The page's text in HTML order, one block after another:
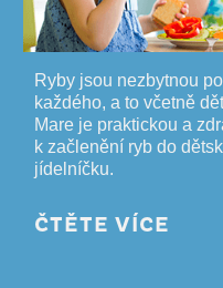
Ryby jsou nezbytnou
každého, a to včetně
Mare je praktickou a
k začlenění ryb do
jídelníčku.
ČTĚTE VÍCE